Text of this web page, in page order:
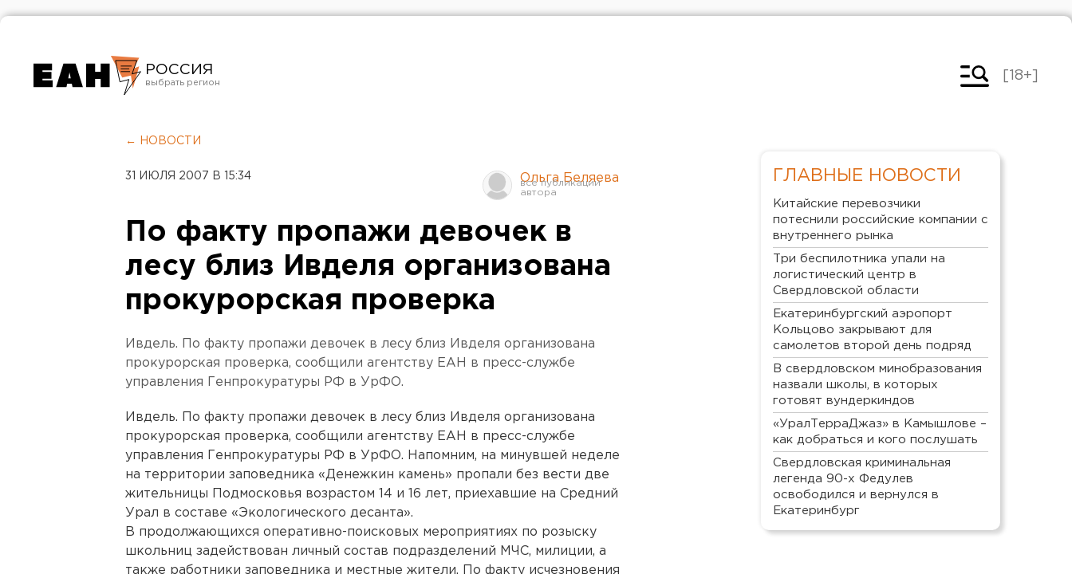
РОССИЯ
Челябинск
[18+]
← НОВОСТИ
31 ИЮЛЯ 2007 В 15:34 Ольга Беляева
По факту пропажи девочек в
лесу близ Ивделя организована
прокурорская проверка
Ивдель. По факту пропажи девочек в лесу близ Ивделя организована
прокурорская проверка, сообщили агентству ЕАН в пресс-службе
управления Генпрокуратуры РФ в УрФО.
Ивдель. По факту пропажи девочек в лесу близ Ивделя организована
прокурорская проверка, сообщили агентству ЕАН в пресс-службе
управления Генпрокуратуры РФ в УрФО. Напомним, на минувшей неделе
на территории заповедника «Денежкин камень» пропали без вести две
жительницы Подмосковья возрастом 14 и 16 лет, приехавшие на Средний
Урал в составе «Экологического десанта».
В продолжающихся оперативно-поисковых мероприятиях по розыску
школьниц задействован личный состав подразделений МЧС, милиции, а
также работники заповедника и местные жители. По факту исчезновения
ГЛАВНЫЕ НОВОСТИ
Китайские перевозчики
потеснили российские компании с
внутреннего рынка
Три беспилотника упали на
логистический центр в
Свердловской области
Екатеринбургский аэропорт
Кольцово закрывают для
самолетов второй день подряд
В свердловском минобразования
назвали школы, в которых
готовят вундеркиндов
«УралТерраДжаз» в Камышлове –
как добраться и кого послушать
Свердловская криминальная
легенда 90-х Федулев
освободился и вернулся в
Екатеринбург